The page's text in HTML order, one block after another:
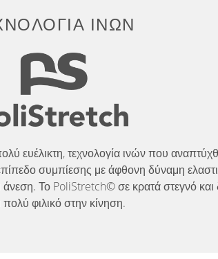
ΙΝΏΝ
ευέλικτη, τεχνολογία ινών που
συμπίεσης με άφθονη δύναμη
Το PoliStretch© σε κρατά στεγνό και
πολύ φιλικό στην κίνηση.